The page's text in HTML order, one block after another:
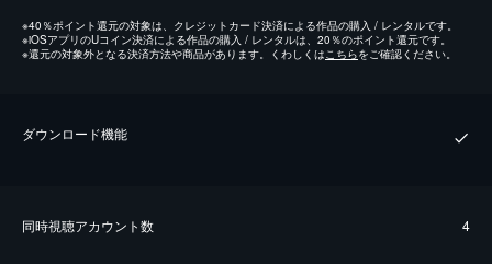
※40％ポイント還元の対象は、クレジットカード決済による作品の購入 / レンタルです。
※iOSアプリのUコイン決済による作品の購入 / レンタルは、20％のポイント還元です。
※還元の対象外となる決済方法や商品があります。くわしくはこちらをご確認ください。
ダウンロード機能
同時視聴アカウント数 4